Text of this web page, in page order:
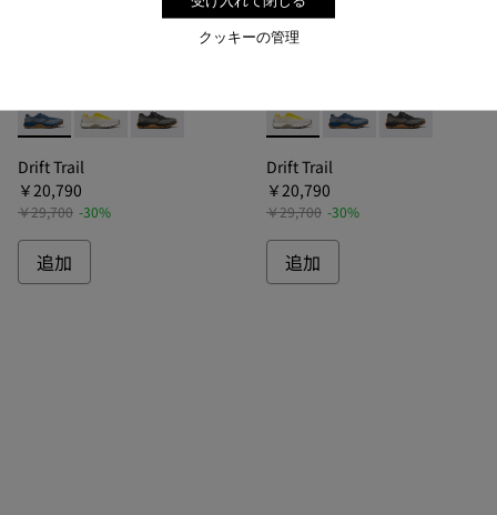
クッキーの管理
Drift Trail - K101084-004 - ドリフトトレイル スニーカー メ
Drift Trail - K101084-003 - ドリフトトレイル スニー
Drift Trail - K101084-002 - ドリフトトレイル
Drift Trail
￥20,790
￥29,700 -30%
追加
Drift Trail - K101084-003 -
Drift Trail -Drift Trail -
Drift Trail
￥20,790
￥29,700 -30%
追加